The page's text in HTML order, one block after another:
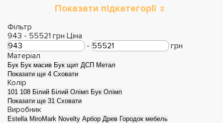
Полки для взуття Тумби
Показати підкатегорії
Фільтр
943 - 55521 грн Ціна
-
грн
Матеріал
Бук Бук масив Бук щит ДСП Метал
Показати ще 4 Сховати
Колір
101 108 Білий Білий Олімп Бук Олімп
Показати ще 31 Сховати
Виробник
Estella MiroMark Novelty Арбор Древ Городок мебель